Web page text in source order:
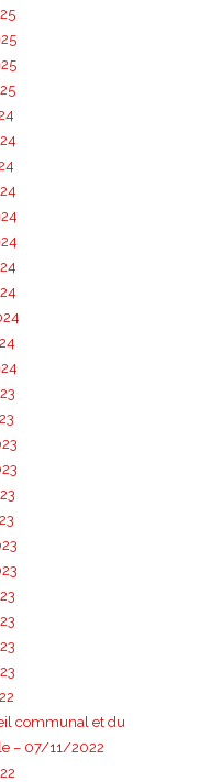
communal et du
– 07/11/2022